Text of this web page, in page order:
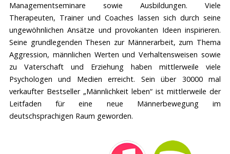
Managementseminare sowie Ausbildungen. Viele
Therapeuten, Trainer und Coaches lassen sich durch seine
ungewöhnlichen Ansätze und provokanten Ideen inspirieren.
Seine grundlegenden Thesen zur Männerarbeit, zum Thema
Aggression, männlichen Werten und Verhaltensweisen sowie
zu Vaterschaft und Erziehung haben mittlerweile viele
Psychologen und Medien erreicht. Sein über 30000 mal
verkaufter Bestseller „Männlichkeit leben“ ist mittlerweile der
Leitfaden für eine neue Männerbewegung im
deutschsprachigen Raum geworden.